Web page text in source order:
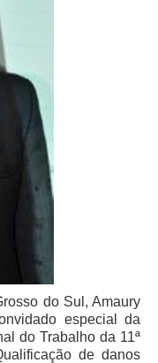
e de Tabelas
e Ciência de
Grau
do Sul, Amaury
especial da
do Trabalho da 11ª
de danos